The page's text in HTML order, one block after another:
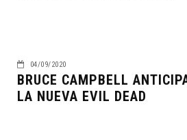
04/09/2020
BRUCE CAMPBELL
LA NUEVA EVIL DEAD